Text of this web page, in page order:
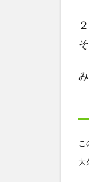
大